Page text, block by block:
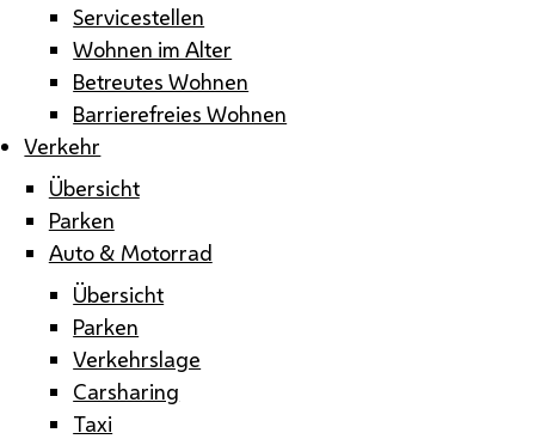
Servicestellen
Wohnen im Alter
Betreutes Wohnen
Barrierefreies Wohnen
Verkehr
Übersicht
Parken
Auto & Motorrad
Übersicht
Parken
Verkehrslage
Carsharing
Taxi